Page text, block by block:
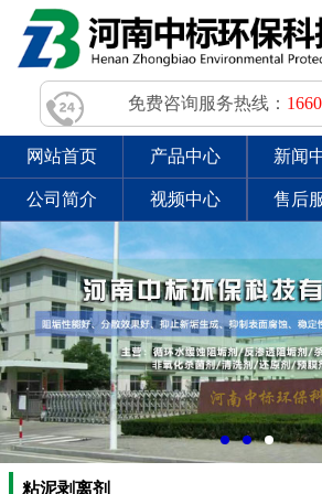
免费咨询服务热线：
网站首页 产品中心 新闻
公司简介 视频中心 售后
粘泥剥离剂